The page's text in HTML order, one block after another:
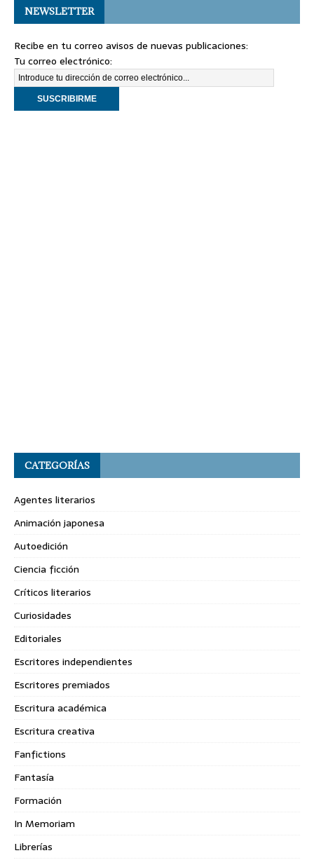
NEWSLETTER
Recibe en tu correo avisos de nuevas publicaciones:
Tu correo electrónico:
CATEGORÍAS
Agentes literarios
Animación japonesa
Autoedición
Ciencia ficción
Críticos literarios
Curiosidades
Editoriales
Escritores independientes
Escritores premiados
Escritura académica
Escritura creativa
Fanfictions
Fantasía
Formación
In Memoriam
Librerías